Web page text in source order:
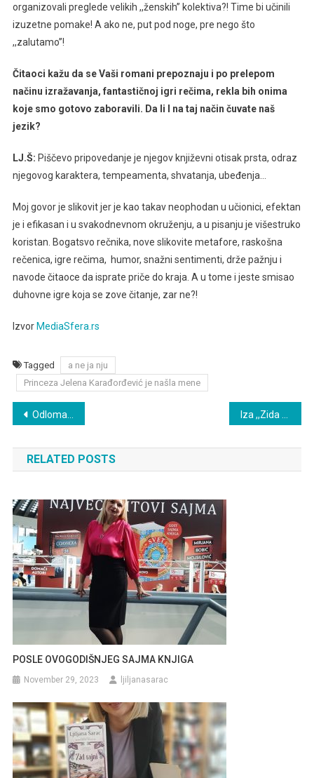
organizovali preglede velikih ,,ženskih’’ kolektiva?! Time bi učinili
izuzetne pomake! A ako ne, put pod noge, pre nego što
,,zalutamo’’!
Čitaoci kažu da se Vaši romani prepoznaju i po prelepom
načinu izražavanja, fantastičnoj igri rečima, rekla bih onima
koje smo gotovo zaboravili. Da li I na taj način čuvate naš
jezik?
LJ.Š: Piščevo pripovedanje je njegov književni otisak prsta, odraz
njegovog karaktera, tempeamenta, shvatanja, ubeđenja…
Moj govor je slikovit jer je kao takav neophodan u učionici, efektan
je i efikasan i u svakodnevnom okruženju, a u pisanju je višestruko
koristan. Bogatsvo rečnika, nove slikovite metafore, raskošna
rečenica, igre rečima, humor, snažni sentimenti, drže pažnju i
navode čitaoce da isprate priče do kraja. A u tome i jeste smisao
duhovne igre koja se zove čitanje, zar ne?!
IzvorMediaSfera.rs
Tagged
a ne ja nju
Princeza Jelena Karađorđević je našla mene
Post
navigation
Odlomak iz romana ,,Zid tajni’’, (Laguna, reizdanje)
RELATED POSTS
POSLE OVOGODIŠNJEG SAJMA KNJIGA
November 29, 2023 ljiljanasarac